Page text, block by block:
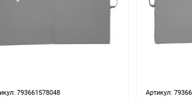
793661578048 Артикул: